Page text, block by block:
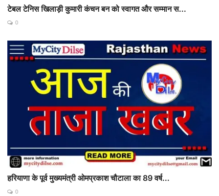
टेबल टेनिस खिलाड़ी कुमारी कंचन बन को स्वागत और सम्मान स...
0
हरियाणा के पूर्व मुख्यमंत्री ओमप्रकाश चौटाला का 89 वर्ष...
0